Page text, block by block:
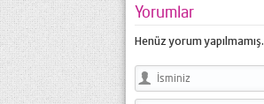
Yorumlar
Henüz yorum yapılmamış.